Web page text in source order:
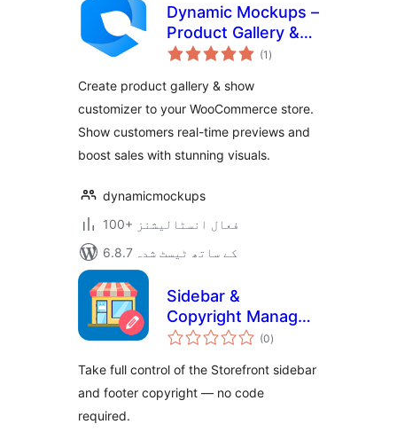
Dynamic Mockups –
Product Gallery &
Customizer for
(1 مجموعی
درجہ
)
Create product gallery & show
customizer to your WooCommerce store.
Show customers real-time previews and
boost sales with stunning visuals.
dynamicmockups
100+ فعال انسٹالیشنز
6.8.7 کے ساتھ ٹیسٹ شدہ
Sidebar &
Copyright Manager
for Storefront by
(0مجموعی
درجہ
)
Take full control of the Storefront sidebar
and footer copyright — no code
required.